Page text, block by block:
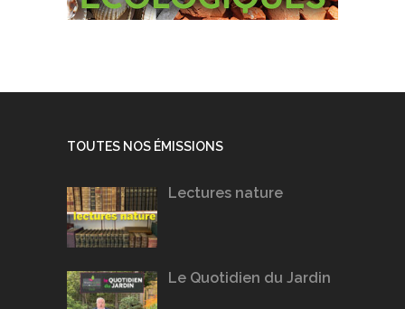
TOUTES NOS ÉMISSIONS
Lectures nature
Le Quotidien du Jardin